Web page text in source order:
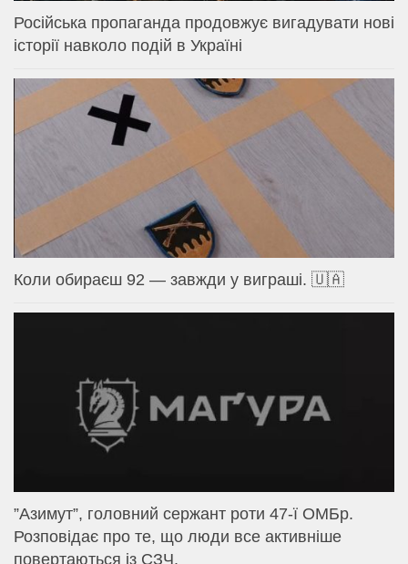
Російська пропаганда продовжує вигадувати нові
історії навколо подій в Україні
Коли обираєш 92 — завжди у виграші. 🇺🇦
⁨”Азимут”, головний сержант роти 47-ї ОМБр.
Розповідає про те, що люди все активніше
повертаються із СЗЧ.